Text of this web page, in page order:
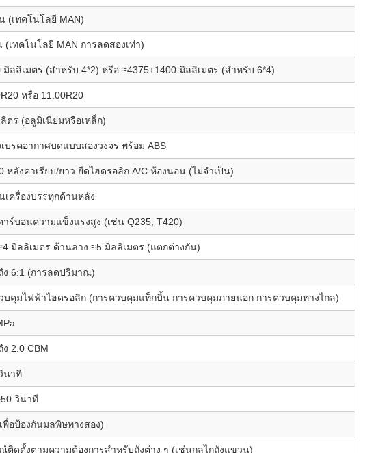
(เทคโนโลยี MAN)
(เทคโนโลยี MAN การลดสองเท่า)
มิลลิเมตร (สําหรับ 4*2) หรือ ≈4375+1400 มิลลิเมตร (สําหรับ 6*4)
หรือ 11.00R20
ตร (อลูมิเนียมหรือเหล็ก)
เบรคอากาศบดแบบสองวงจร พร้อม ABS
หลังคาเรียบ/ยาว ยืดไฮดรอลิก A/C ห้องนอน (ไม่จําเป็น)
เครื่องบรรทุกด้านหลัง
าร์บอนความแข็งแรงสูง (เช่น Q235, T420)
มิลลิเมตร ด้านล่าง ≈5 มิลลิเมตร (แตกต่างกัน)
ง 6:1 (การลดปริมาณ)
บคุมไฟฟ้าไฮดรอลิก (การควบคุมแท็กบิ้น การควบคุมภายนอก การควบคุมทางไกล)
ง 2.0 CBM
นาที
วินาที
พื่อป้องกันมลพิษทางสอง)
ติดตั้งตามความต้องการสําหรับถังต่าง ๆ (เช่นกลไกถังแขวน)